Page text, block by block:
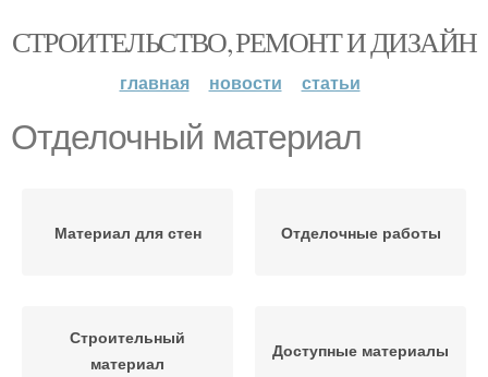
СТРОИТЕЛЬСТВО, РЕМОНТ И ДИЗАЙН
главная новости статьи
Отделочный материал
Материал для стен Отделочные работы
Строительный
материал
Доступные материалы